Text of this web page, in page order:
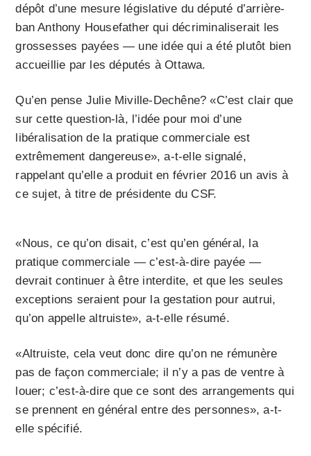
dépôt d’une mesure législative du député d’arrière-
ban Anthony Housefather qui décriminaliserait les
grossesses payées — une idée qui a été plutôt bien
accueillie par les députés à Ottawa.
Qu’en pense Julie Miville-Dechêne? «C’est clair que
sur cette question-là, l’idée pour moi d’une
libéralisation de la pratique commerciale est
extrêmement dangereuse», a-t-elle signalé,
rappelant qu’elle a produit en février 2016 un avis à
ce sujet, à titre de présidente du CSF.
«Nous, ce qu’on disait, c’est qu’en général, la
pratique commerciale — c’est-à-dire payée —
devrait continuer à être interdite, et que les seules
exceptions seraient pour la gestation pour autrui,
qu’on appelle altruiste», a-t-elle résumé.
«Altruiste, cela veut donc dire qu’on ne rémunère
pas de façon commerciale; il n’y a pas de ventre à
louer; c’est-à-dire que ce sont des arrangements qui
se prennent en général entre des personnes», a-t-
elle spécifié.